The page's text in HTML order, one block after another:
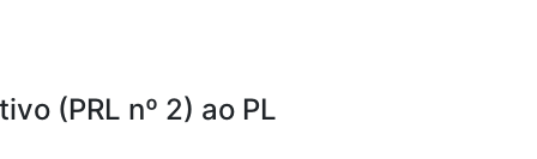
(PRL nº 2) ao PL